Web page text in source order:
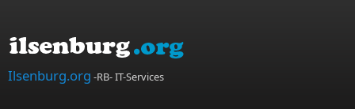
Ilsenburg.org -RB- IT-Services